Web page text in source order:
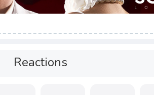
Reactions